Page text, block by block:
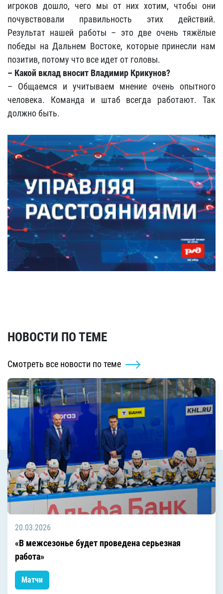
игроков дошло, чего мы от них хотим, чтобы они
почувствовали правильность этих действий.
Результат нашей работы – это две очень тяжёлые
победы на Дальнем Востоке, которые принесли нам
позитив, потому что все идет от головы.
– Какой вклад вносит Владимир Крикунов?
– Общаемся и учитываем мнение очень опытного
человека. Команда и штаб всегда работают. Так
должно быть.
НОВОСТИ ПО ТЕМЕ
Смотреть все новости по теме
20.03.2026
«В межсезонье будет проведена серьезная
работа»
Матчи